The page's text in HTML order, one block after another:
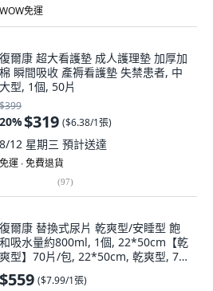
WOW免運
復爾康 超大看護墊 成人護理墊 加厚加
棉 瞬間吸收 產褥看護墊 失禁患者, 中
大型, 1個, 50片
$399
20%$319 ($6.38/1張)
8/12 星期三 預計送達
免運 ∙ 免費退貨
(97)
復爾康 替換式尿片 乾爽型/安睡型 飽
和吸水量約800ml, 1個, 22*50cm【乾
爽型】70片/包, 22*50cm, 乾爽型, 70
片
$559 ($7.99/1張)